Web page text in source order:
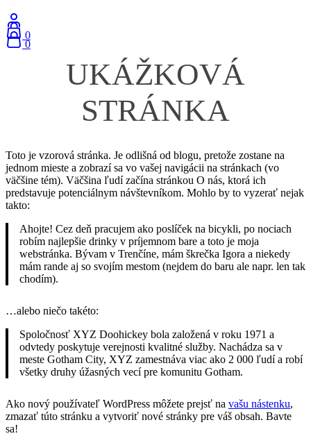
0
0
UKÁŽKOVÁ
STRÁNKA
Toto je vzorová stránka. Je odlišná od blogu, pretože zostane na
jednom mieste a zobrazí sa vo vašej navigácii na stránkach (vo
väčšine tém). Väčšina ľudí začína stránkou O nás, ktorá ich
predstavuje potenciálnym návštevníkom. Mohlo by to vyzerať nejak
takto:
Ahojte! Cez deň pracujem ako poslíček na bicykli, po nociach
robím najlepšie drinky v príjemnom bare a toto je moja
webstránka. Bývam v Trenčíne, mám škrečka Igora a niekedy
mám rande aj so svojím mestom (nejdem do baru ale napr. len tak
chodím).
…alebo niečo takéto:
Spoločnosť XYZ Doohickey bola založená v roku 1971 a
odvtedy poskytuje verejnosti kvalitné služby. Nachádza sa v
meste Gotham City, XYZ zamestnáva viac ako 2 000 ľudí a robí
všetky druhy úžasných vecí pre komunitu Gotham.
Ako nový používateľ WordPress môžete prejsť na vašu nástenku,
zmazať túto stránku a vytvoriť nové stránky pre váš obsah. Bavte
sa!